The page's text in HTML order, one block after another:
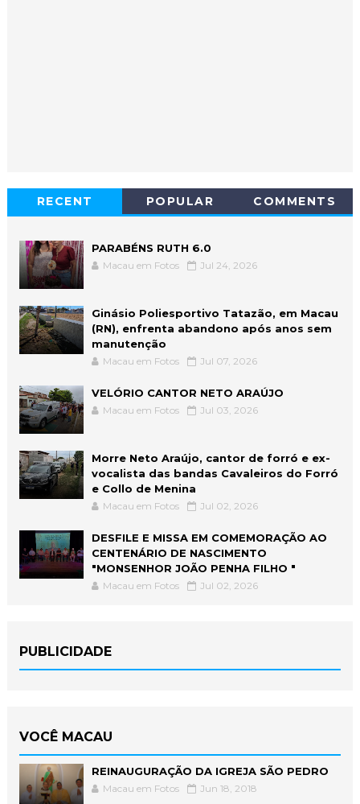
RECENT POPULAR COMMENTS
PARABÉNS RUTH 6.0
Macau em Fotos Jul 24, 2026
Ginásio Poliesportivo Tatazão, em Macau
(RN), enfrenta abandono após anos sem
manutenção
Macau em Fotos Jul 07, 2026
VELÓRIO CANTOR NETO ARAÚJO
Macau em Fotos Jul 03, 2026
Morre Neto Araújo, cantor de forró e ex-
vocalista das bandas Cavaleiros do Forró
e Collo de Menina
Macau em Fotos Jul 02, 2026
DESFILE E MISSA EM COMEMORAÇÃO AO
CENTENÁRIO DE NASCIMENTO
"MONSENHOR JOÃO PENHA FILHO "
Macau em Fotos Jul 02, 2026
PUBLICIDADE
VOCÊ MACAU
REINAUGURAÇÃO DA IGREJA SÃO PEDRO
Macau em Fotos Jun 18, 2018